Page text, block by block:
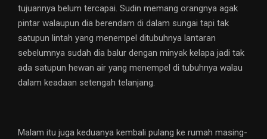
tujuannya belum tercapai. Sudin memang orangnya agak
pintar walaupun dia berendam di dalam sungai tapi tak
satupun lintah yang menempel ditubuhnya lantaran
sebelumnya sudah dia balur dengan minyak kelapa jadi tak
ada satupun hewan air yang menempel di tubuhnya walau
dalam keadaan setengah telanjang.
Malam itu juga keduanya kembali pulang ke rumah masing-